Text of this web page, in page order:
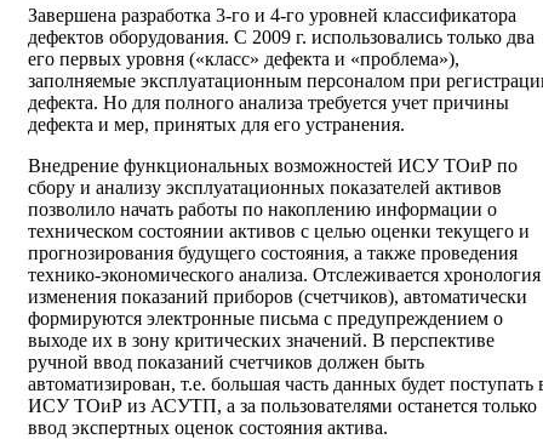
Завершена разработка 3-го и 4-го уровней классификатора
дефектов оборудования. С 2009 г. использовались только два
его первых уровня («класс» дефекта и «проблема»),
заполняемые эксплуатационным персоналом при
дефекта. Но для полного анализа требуется учет причины
дефекта и мер, принятых для его устранения.
Внедрение функциональных возможностей ИСУ ТОиР по
сбору и анализу эксплуатационных показателей активов
позволило начать работы по накоплению информации о
техническом состоянии активов с целью оценки текущего и
прогнозирования будущего состояния, а также проведения
технико-экономического анализа. Отслеживается хронология
изменения показаний приборов (счетчиков), автоматически
формируются электронные письма с предупреждением о
выходе их в зону критических значений. В перспективе
ручной ввод показаний счетчиков должен быть
автоматизирован, т.е. большая часть данных будет поступать
ИСУ ТОиР из АСУТП, а за пользователями останется только
ввод экспертных оценок состояния актива.